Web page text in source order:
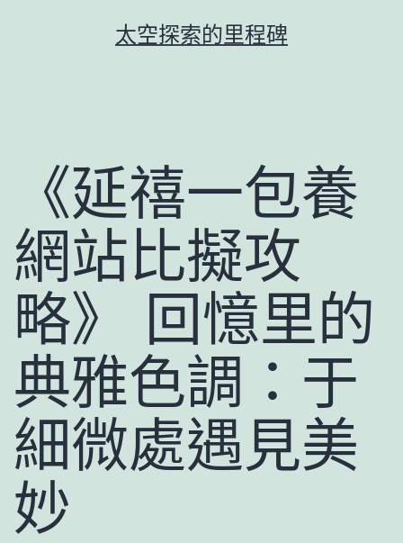
太空探索的里程碑
《延禧一包養
網站比擬攻
略》 回憶里的
典雅色調：于
細微處遇見美
妙